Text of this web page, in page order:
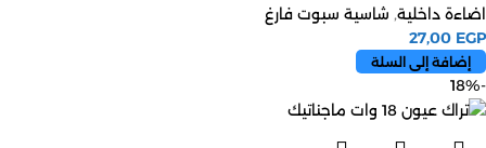
اضاءة داخلية, شاسية سبوت فارغ
27,00 EGP
إضافة إلى السلة
-18%